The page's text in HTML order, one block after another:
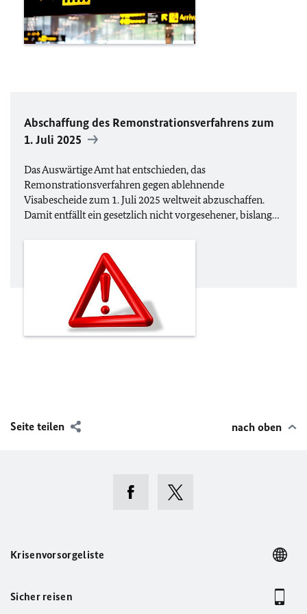
Abschaffung des Remonstrationsverfahrens zum
1. Juli 2025
Das Auswärtige Amt hat entschieden, das
Remonstrationsverfahren gegen ablehnende
Visabescheide zum 1. Juli 2025 weltweit abzuschaffen.
Damit entfällt ein gesetzlich nicht vorgesehener, bislang…
Seite teilen nach oben
Krisenvorsorgeliste
Sicher reisen